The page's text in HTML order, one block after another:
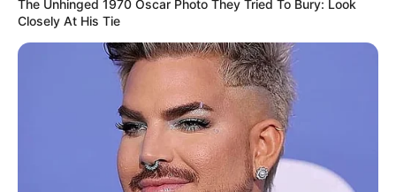
The Unhinged 1970 Oscar Photo They Tried To Bury: Look
Closely At His Tie